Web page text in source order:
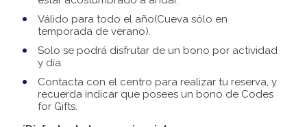
Válido para todo el año(Cueva sólo en
temporada de verano).
Solo se podrá disfrutar de un bono por actividad
y día.
Contacta con el centro para realizar tu reserva, y
recuerda indicar que posees un bono de Codes
for Gifts.